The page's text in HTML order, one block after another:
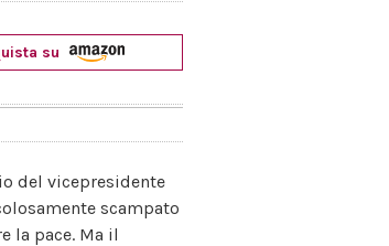
su
del vicepresidente
scampato
la pace. Ma il